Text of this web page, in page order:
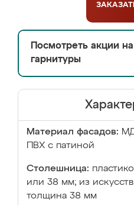
Посмотреть акции
гарнитуры
Материал фасадов:
ПВХ с патиной
Столешница:
или 38 мм; из
толщина 38 мм